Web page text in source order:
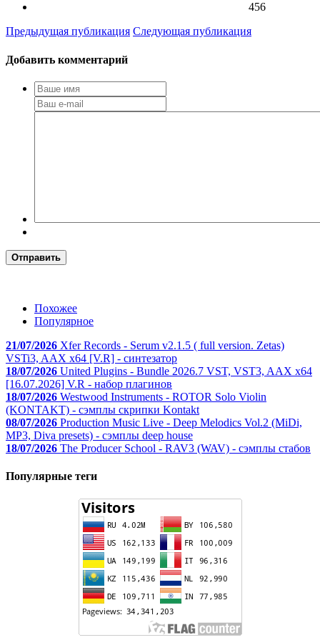
456
Предыдущая публикация Следующая публикация
Добавить комментарий
Отправить
Похожее
Популярное
21/07/2026 Xfer Records - Serum v2.1.5 ( full version. Zetas)
VSTi3, AAX x64 [V.R] - синтезатор
18/07/2026 United Plugins - Bundle 2026.7 VST, VST3, AAX x64
[16.07.2026] V.R - набор плагинов
18/07/2026 Westwood Instruments - ROTOR Solo Violin
(KONTAKT) - сэмплы скрипки Kontakt
08/07/2026 Production Music Live - Deep Melodics Vol.2 (MiDi,
MP3, Diva presets) - сэмплы deep house
18/07/2026 The Producer School - RAV3 (WAV) - сэмплы стабов
Популярные теги